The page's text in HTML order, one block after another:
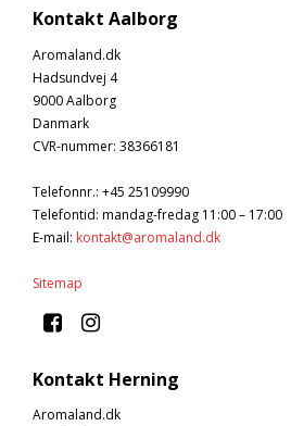
Kontakt Aalborg
Aromaland.dk
Hadsundvej 4
9000 Aalborg
Danmark
CVR-nummer: 38366181
Telefonnr.: +45 25109990
Telefontid: mandag-fredag 11:00 – 17:00
E-mail: kontakt@aromaland.dk
Sitemap
Kontakt Herning
Aromaland.dk